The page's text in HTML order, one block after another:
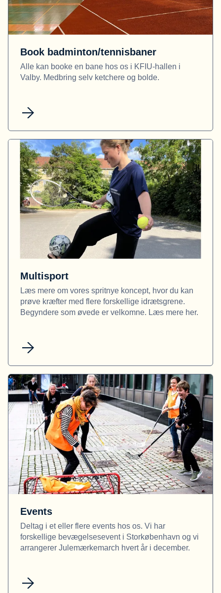
Book badminton/tennisbaner
Alle kan booke en bane hos os i KFIU-hallen i
Valby. Medbring selv ketchere og bolde.
Multisport
Læs mere om vores spritnye koncept, hvor du kan
prøve kræfter med flere forskellige idrætsgrene.
Begyndere som øvede er velkomne. Læs mere her.
Events
Deltag i et eller flere events hos os. Vi har
forskellige bevægelsesevent i Storkøbenhavn og vi
arrangerer Julemærkemarch hvert år i december.